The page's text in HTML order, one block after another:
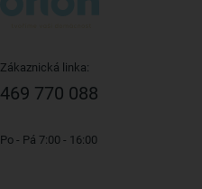
Zákaznická linka:
469 770 088
Po - Pá 7:00 - 16:00